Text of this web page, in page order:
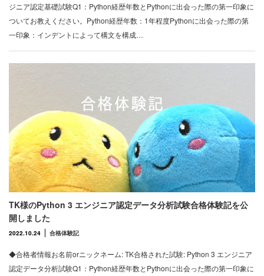
ジニア認定基礎試験Q1：Python経歴年数とPythonに出会った際の第一印象に
ついてお教えください。Python経歴年数：1年程度Pythonに出会った際の第
一印象：インデントによって構文を構成…
TK様のPython 3 エンジニア認定データ分析試験合格体験記を公
開しました
2022.10.24 合格体験記
◆合格者情報お名前orニックネーム: TK合格された試験: Python 3 エンジニア
認定データ分析試験Q1：Python経歴年数とPythonに出会った際の第一印象に